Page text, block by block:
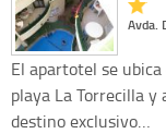
Avda.
El apartotel se
playa La Torrecilla y
destino exclusivo…